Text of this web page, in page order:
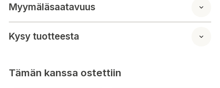
Myymäläsaatavuus
Kysy tuotteesta
Tämän kanssa ostettiin